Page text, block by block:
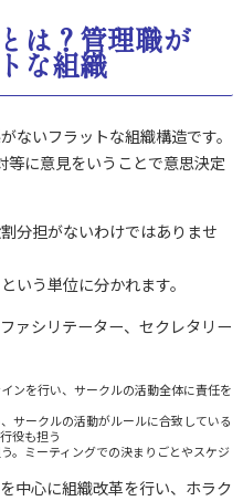
は？管理職が
な組織
ないフラットな組織構造です。
に意見をいうことで意思決定
分担がないわけではありませ
いう単位に分かれます。
ァシリテーター、セクレタリー
ンを行い、サークルの活動全体に責任を
サークルの活動がルールに合致している
役も担う
。ミーティングでの決まりごとやスケジ
中心に組織改革を行い、ホラク